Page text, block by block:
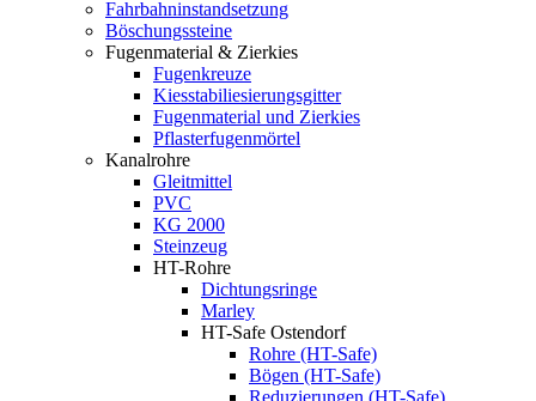
Fahrbahninstandsetzung
Böschungssteine
Fugenmaterial & Zierkies
Fugenkreuze
Kiesstabiliesierungsgitter
Fugenmaterial und Zierkies
Pflasterfugenmörtel
Kanalrohre
Gleitmittel
PVC
KG 2000
Steinzeug
HT-Rohre
Dichtungsringe
Marley
HT-Safe Ostendorf
Rohre (HT-Safe)
Bögen (HT-Safe)
Reduzierungen (HT-Safe)